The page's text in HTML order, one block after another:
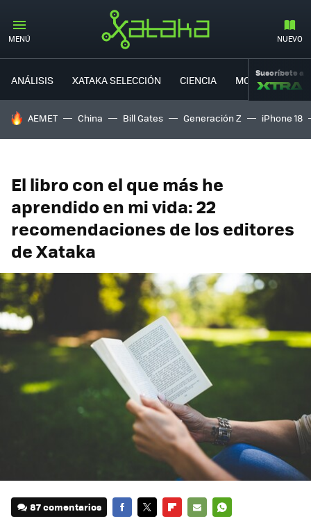
MENÚ NUEVO
ANÁLISIS XATAKA SELECCIÓN CIENCIA MOVILIDAD
Suscríbete a
HOY SE HABLA DE
AEMET China Bill Gates Generación Z iPhone 18
El libro con el que más he
aprendido en mi vida: 22
recomendaciones de los editores
de Xataka
87 comentarios